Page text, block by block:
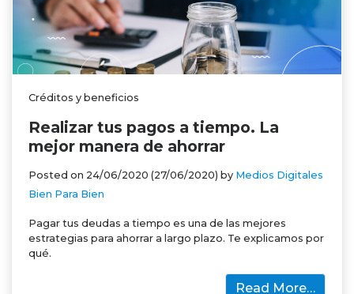
Créditos y beneficios
Realizar tus pagos a tiempo. La
mejor manera de ahorrar
Posted on 24/06/2020 (27/06/2020) by Medios Digitales
Bien Para Bien
Pagar tus deudas a tiempo es una de las mejores
estrategias para ahorrar a largo plazo. Te explicamos por
qué.
Read More…